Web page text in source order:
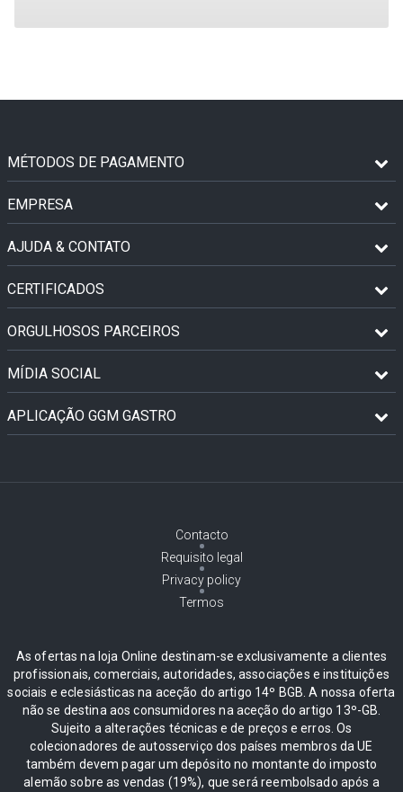
MÉTODOS DE PAGAMENTO
EMPRESA
AJUDA & CONTATO
CERTIFICADOS
ORGULHOSOS PARCEIROS
MÍDIA SOCIAL
APLICAÇÃO GGM GASTRO
Contacto
Requisito legal
Privacy policy
Termos
As ofertas na loja Online destinam-se exclusivamente a clientes
profissionais, comerciais, autoridades, associações e instituições
sociais e eclesiásticas na aceção do artigo 14º BGB. A nossa oferta
não se destina aos consumidores na aceção do artigo 13º-GB.
Sujeito a alterações técnicas e de preços e erros. Os
colecionadores de autosserviço dos países membros da UE
também devem pagar um depósito no montante do imposto
alemão sobre as vendas (19%), que será reembolsado após a